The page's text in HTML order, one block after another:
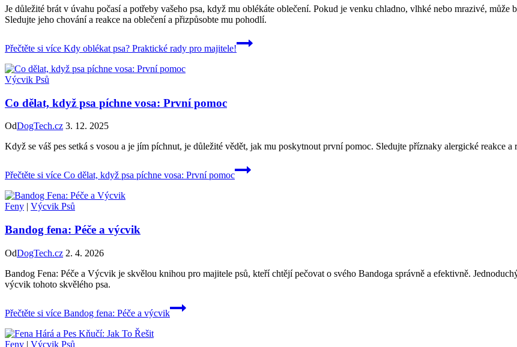
Je důležité brát v úvahu počasí a potřeby vašeho psa, když mu oblékáte oblečení. Pokud je venku chladno, vlhké nebo mrazivé,
Sledujte jeho chování a reakce na oblečení a přizpůsobte mu pohodlí.
Přečtěte si více Kdy oblékat psa? Praktické rady pro majitele!
Výcvik Psů
Co dělat, když psa píchne vosa: První pomoc
OdDogTech.cz 3. 12. 2025
Když se váš pes setká s vosou a je jím píchnut, je důležité vědět, jak mu poskytnout první pomoc. Sledujte příznaky alergické reakce a
Přečtěte si více Co dělat, když psa píchne vosa: První pomoc
Feny | Výcvik Psů
Bandog fena: Péče a výcvik
OdDogTech.cz 2. 4. 2026
Bandog Fena: Péče a Výcvik je skvělou knihou pro majitele psů, kteří chtějí pečovat o svého Bandoga správně a efektivně.
výcvik tohoto skvělého psa.
Přečtěte si více Bandog fena: Péče a výcvik
Feny | Výcvik Psů